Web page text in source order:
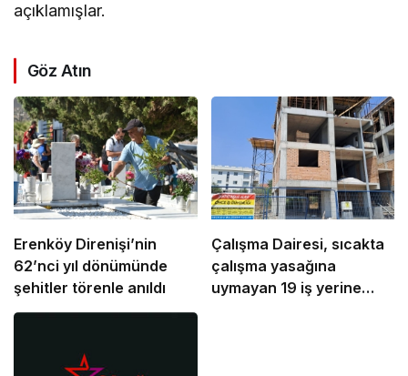
açıklamışlar.
Göz Atın
Erenköy Direnişi’nin
62’nci yıl dönümünde
şehitler törenle anıldı
Çalışma Dairesi, sıcakta
çalışma yasağına
uymayan 19 iş yerine